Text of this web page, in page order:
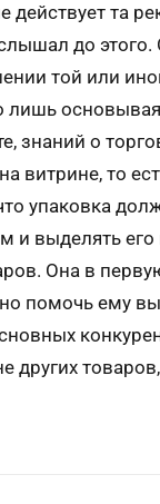
действует та
до этого.
той или
лишь
знаний о
витрине, то
упаковка
и выделять
Она в
помочь ему
других